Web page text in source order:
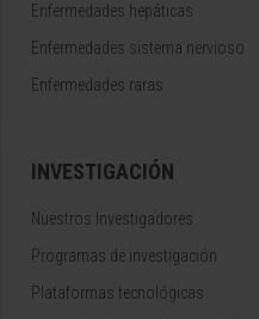
Enfermedades hepáticas
Enfermedades sistema nervioso
Enfermedades raras
INVESTIGACIÓN
Nuestros Investigadores
Programas de investigación
Plataformas tecnológicas